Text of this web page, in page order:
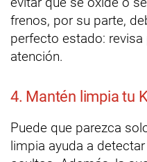
frenos, por su parte,
perfecto estado:
atención.
4. Mantén limpia tu
Puede que parezca
limpia ayuda a